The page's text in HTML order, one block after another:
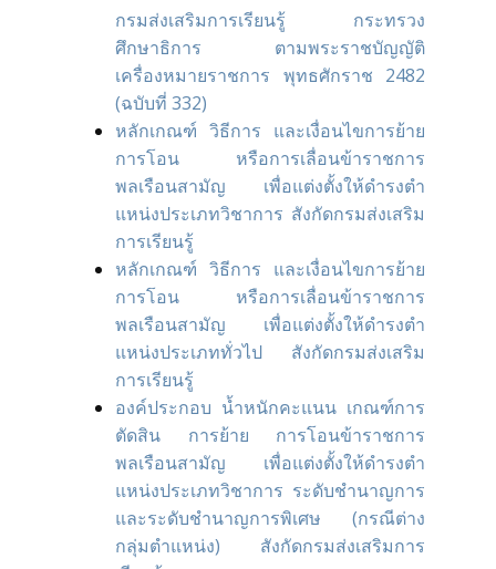
กรมส่งเสริมการเรียนรู้ กระทรวง
ศึกษาธิการ ตามพระราชบัญญัติ
เครื่องหมายราชการ พุทธศักราช 2482
(ฉบับที่ 332)
หลักเกณฑ์ วิธีการ และเงื่อนไขการย้าย
การโอน หรือการเลื่อนข้าราชการ
พลเรือนสามัญ เพื่อแต่งตั้งให้ดํารงตํา
แหน่งประเภทวิชาการ สังกัดกรมส่งเสริม
การเรียนรู้
หลักเกณฑ์ วิธีการ และเงื่อนไขการย้าย
การโอน หรือการเลื่อนข้าราชการ
พลเรือนสามัญ เพื่อแต่งตั้งให้ดํารงตํา
แหน่งประเภททั่วไป สังกัดกรมส่งเสริม
การเรียนรู้
องค์ประกอบ น้ำหนักคะแนน เกณฑ์การ
ตัดสิน การย้าย การโอนข้าราชการ
พลเรือนสามัญ เพื่อแต่งตั้งให้ดํารงตํา
แหน่งประเภทวิชาการ ระดับชํานาญการ
และระดับชํานาญการพิเศษ (กรณีต่าง
กลุ่มตําแหน่ง) สังกัดกรมส่งเสริมการ